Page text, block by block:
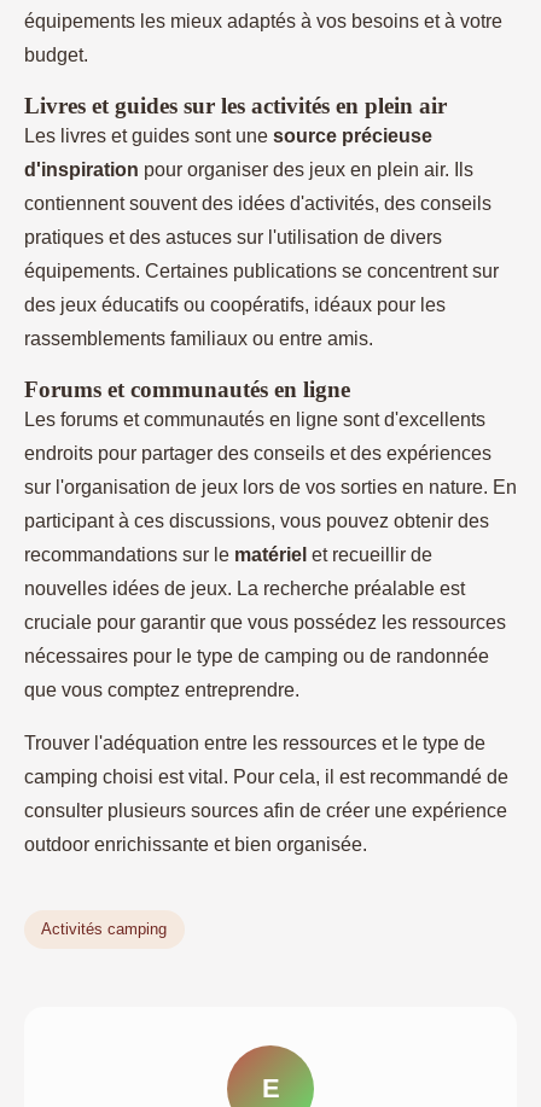
équipements les mieux adaptés à vos besoins et à votre
budget.
Livres et guides sur les activités en plein air
Les livres et guides sont une source précieuse
d'inspiration pour organiser des jeux en plein air. Ils
contiennent souvent des idées d'activités, des conseils
pratiques et des astuces sur l'utilisation de divers
équipements. Certaines publications se concentrent sur
des jeux éducatifs ou coopératifs, idéaux pour les
rassemblements familiaux ou entre amis.
Forums et communautés en ligne
Les forums et communautés en ligne sont d'excellents
endroits pour partager des conseils et des expériences
sur l'organisation de jeux lors de vos sorties en nature. En
participant à ces discussions, vous pouvez obtenir des
recommandations sur le matériel et recueillir de
nouvelles idées de jeux. La recherche préalable est
cruciale pour garantir que vous possédez les ressources
nécessaires pour le type de camping ou de randonnée
que vous comptez entreprendre.
Trouver l'adéquation entre les ressources et le type de
camping choisi est vital. Pour cela, il est recommandé de
consulter plusieurs sources afin de créer une expérience
outdoor enrichissante et bien organisée.
Activités camping
E